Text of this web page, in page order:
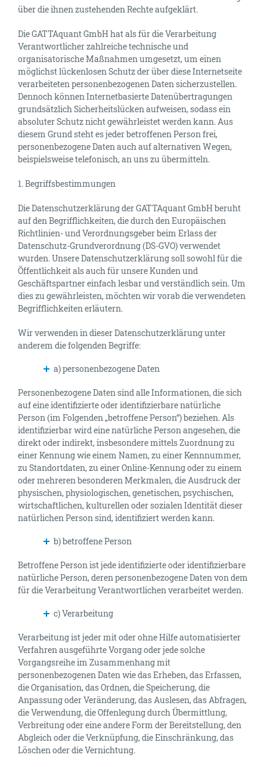
über die ihnen zustehenden Rechte aufgeklärt.
Die GATTAquant GmbH hat als für die Verarbeitung
Verantwortlicher zahlreiche technische und
organisatorische Maßnahmen umgesetzt, um einen
möglichst lückenlosen Schutz der über diese Internetseite
verarbeiteten personenbezogenen Daten sicherzustellen.
Dennoch können Internetbasierte Datenübertragungen
grundsätzlich Sicherheitslücken aufweisen, sodass ein
absoluter Schutz nicht gewährleistet werden kann. Aus
diesem Grund steht es jeder betroffenen Person frei,
personenbezogene Daten auch auf alternativen Wegen,
beispielsweise telefonisch, an uns zu übermitteln.
1. Begriffsbestimmungen
Die Datenschutzerklärung der GATTAquant GmbH beruht
auf den Begrifflichkeiten, die durch den Europäischen
Richtlinien- und Verordnungsgeber beim Erlass der
Datenschutz-Grundverordnung (DS-GVO) verwendet
wurden. Unsere Datenschutzerklärung soll sowohl für die
Öffentlichkeit als auch für unsere Kunden und
Geschäftspartner einfach lesbar und verständlich sein. Um
dies zu gewährleisten, möchten wir vorab die verwendeten
Begrifflichkeiten erläutern.
Wir verwenden in dieser Datenschutzerklärung unter
anderem die folgenden Begriffe:
a) personenbezogene Daten
Personenbezogene Daten sind alle Informationen, die sich
auf eine identifizierte oder identifizierbare natürliche
Person (im Folgenden „betroffene Person“) beziehen. Als
identifizierbar wird eine natürliche Person angesehen, die
direkt oder indirekt, insbesondere mittels Zuordnung zu
einer Kennung wie einem Namen, zu einer Kennnummer,
zu Standortdaten, zu einer Online-Kennung oder zu einem
oder mehreren besonderen Merkmalen, die Ausdruck der
physischen, physiologischen, genetischen, psychischen,
wirtschaftlichen, kulturellen oder sozialen Identität dieser
natürlichen Person sind, identifiziert werden kann.
b) betroffene Person
Betroffene Person ist jede identifizierte oder identifizierbare
natürliche Person, deren personenbezogene Daten von dem
für die Verarbeitung Verantwortlichen verarbeitet werden.
c) Verarbeitung
Verarbeitung ist jeder mit oder ohne Hilfe automatisierter
Verfahren ausgeführte Vorgang oder jede solche
Vorgangsreihe im Zusammenhang mit
personenbezogenen Daten wie das Erheben, das Erfassen,
die Organisation, das Ordnen, die Speicherung, die
Anpassung oder Veränderung, das Auslesen, das Abfragen,
die Verwendung, die Offenlegung durch Übermittlung,
Verbreitung oder eine andere Form der Bereitstellung, den
Abgleich oder die Verknüpfung, die Einschränkung, das
Löschen oder die Vernichtung.